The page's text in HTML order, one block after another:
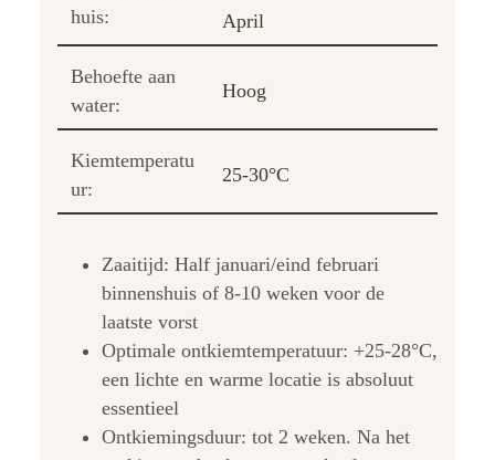
huis:
April
Behoefte aan
water:
Hoog
Kiemtemperatu
ur:
25-30°C
Zaaitijd: Half januari/eind februari
binnenshuis of 8-10 weken voor de
laatste vorst
Optimale ontkiemtemperatuur: +25-28°C,
een lichte en warme locatie is absoluut
essentieel
Ontkiemingsduur: tot 2 weken. Na het